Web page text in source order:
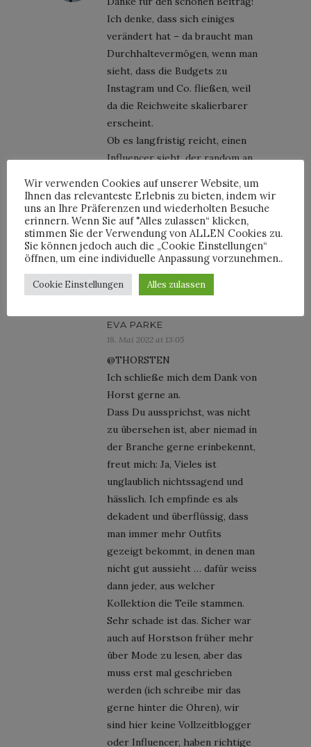
Ich denke, dass sich einiges
verändert hat – da braucht man
Durchhaltevermögen, wenn man
sieht, dass die Budgets zu
Instagram und Co. fließen, weil
da die Reichweite skalierbarer
erscheint.
Ob es langfristig reicht, einen
Influencer sieht, der random an
und einen Tag später von YX
wird sich zeigen. Tiefe kann ein
IG-Post nicht geben, erklären,
warum die Tasche 2000 Euro
kostet auch nicht…
EVA PARKE
18. Mai 2022 at 13:05
@THORSTEN
Ich schließe mich dem Dank von
Horst gerne an.
Dass Du aussprichst, was nicht
zu übersehen ist, aber niemad in
der Branche gerne erinbekennt,
freut mich: Ja, Vieles ist
unglaublich nichtssagend und
hässlich. Ich empfinde es als
dekadent und überflüssig, dass
man immer mehr Outfits
gezeigt bekommt, in denen man
nicht gut aussieht … dafür weiss
dann jeder, aus welcher
Kollektion die Teile stammen.
Sehr schade ist das. Sicher war
auch auf Horstson früher mehr
über Mode zu lesen, aber das
muss erst mal geschrieben
werden (ich schreibe mir das
gerne hinter die Ohren), wir
sind hier keine Vollzeitblogger
oder Influencer, haben richtige
Wir verwenden Cookies auf unserer Website, um
Ihnen das relevanteste Erlebnis zu bieten, indem wir
uns an Ihre Präferenzen und wiederholten Besuche
erinnern. Wenn Sie auf "Alles zulassen“ klicken,
stimmen Sie der Verwendung von ALLEN Cookies zu.
Sie können jedoch auch die „Cookie Einstellungen“
öffnen, um eine individuelle Anpassung vorzunehmen..
Cookie Einstellungen Alles zulassen